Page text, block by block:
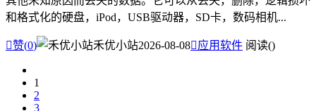
和格式化的硬盘，iPod，USB驱动器，SD卡，数码相机...
赞(0) 禾优小站2026-08-08应用软件 阅读()
1
2
3